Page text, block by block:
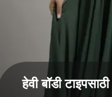
हेवी बॉडी